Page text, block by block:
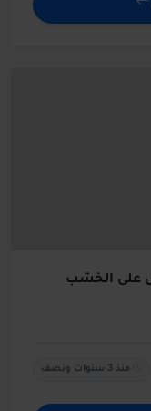
على الخشب
منذ 3 سنوات ونصف